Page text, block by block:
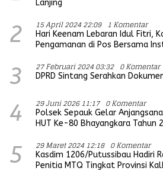
Lanjing
2 15 April 2024 22:09 1 Komentar
Hari Keenam Lebaran Idul Fitri,
Pengamanan di Pos Bersama
3 27 Februari 2024 03:32 0 Komentar
DPRD Sintang Serahkan
4 29 Juni 2026 11:17 0 Komentar
Polsek Sepauk Gelar
HUT Ke-80 Bhayangkara Tahun
5 29 Maret 2024 12:18 0 Komentar
Kasdim 1206/Putussibau Hadiri
Penitia MTQ Tingkat Provinsi